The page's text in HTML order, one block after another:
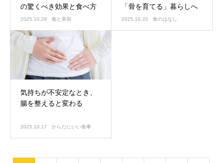
の驚くべき効果と食べ方
2025.10.28 食と美容
「骨を育てる」暮らしへ
2025.10.20 食のはなし
気持ちが不安定なとき、
腸を整えると変わる
2025.10.17 からだにいい食事